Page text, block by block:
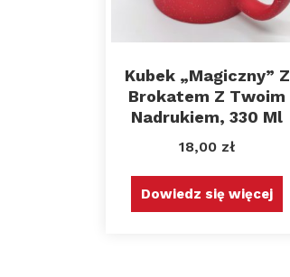
Kubek „magiczny” Z
Brokatem Z Twoim
Nadrukiem, 330 Ml
18,00 zł
Dowiedz się więcej